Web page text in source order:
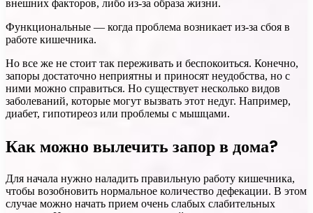
внешних факторов, либо из-за образа жизни.
Функциональные — когда проблема возникает из-за сбоя в
работе кишечника.
Но все же не стоит так переживать и беспокоиться. Конечно,
запоры достаточно неприятны и приносят неудобства, но с
ними можно справиться. Но существует несколько видов
заболеваний, которые могут вызвать этот недуг. Например,
диабет, гипотиреоз или проблемы с мышцами.
Как можно вылечить запор в дома?
Для начала нужно наладить правильную работу кишечника,
чтобы возобновить нормальное количество дефекации. В этом
случае можно начать прием очень слабых слабительных